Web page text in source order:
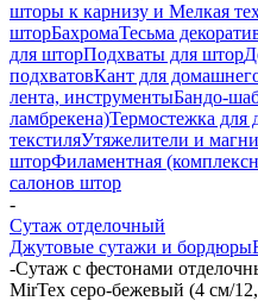
шторы к карнизу и Мелкая
шторБахромаТесьма
для шторПодхваты для штор
подхватовКант для
лента, инструментыБандо-
ламбрекена)Термостежка для
текстиляУтяжелители и
шторФиламентная
салонов штор
-
Сутаж отделочный
Джутовые сутажи и бордюры
-Сутаж с фестонами
MirTex серо-бежевый (4 см/